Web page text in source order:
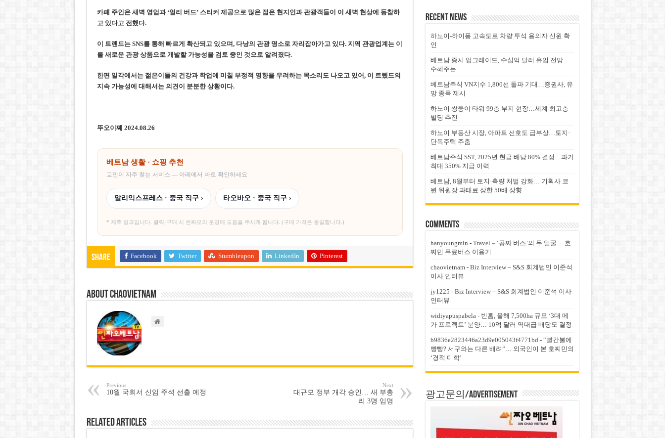
카페 주인은 새벽 영업과 ‘얼리 버드’ 스티커 제공으로 많은 젊은 현지인과 관광객들이 이 새벽 현상에 동참하
고 있다고 전했다.
이 트렌드는 SNS를 통해 빠르게 확산되고 있으며, 다낭의 관광 명소로 자리잡아가고 있다. 지역 관광업계는 이
를 새로운 관광 상품으로 개발할 가능성을 검토 중인 것으로 알려졌다.
한편 일각에서는 젊은이들의 건강과 학업에 미칠 부정적 영향을 우려하는 목소리도 나오고 있어, 이 트렜드의
지속 가능성에 대해서는 의견이 분분한 상황이다.
뚜오이쪠 2024.08.26
베트남 생활 · 쇼핑 추천
교민이 자주 찾는 서비스 — 아래에서 바로 확인하세요
알리익스프레스 · 중국 직구 › 타오바오 · 중국 직구 ›
* 제휴 링크입니다. 클릭·구매 시 씬짜오의 운영에 도움을 주시게 됩니다. (구매 가격은 동일합니다.)
Share Facebook Twitter Stumbleupon LinkedIn Pinterest
About chaovietnam
Previous
10월 국회서 신임 주석 선출 예정
Next
대규모 정부 개각 승인… 새 부총
리 3명 임명
Related Articles
Recent News
하노이-하이퐁 고속도로 차량 투석 용의자 신원 확
인
베트남 증시 업그레이드, 수십억 달러 유입 전망…
수혜주는
베트남주식 VN지수 1,800선 돌파 기대…증권사, 유
망 종목 제시
하노이 쌍둥이 타워 99층 부지 현장…세계 최고층
빌딩 추진
하노이 부동산 시장, 아파트 선호도 급부상…토지·
단독주택 주춤
베트남주식 SST, 2025년 현금 배당 80% 결정…과거
최대 350% 지급 이력
베트남, 8월부터 토지·측량 처벌 강화… 기획사 코
뮌 위원장 과태료 상한 50배 상향
Comments
hanyoungmin - Travel – ‘공짜 버스’의 두 얼굴… 호
찌민 무료버스 이용기
chaovietnam- Biz Interview – S&S 회계법인 이준석
이사 인터뷰
jy1225 - Biz Interview – S&S 회계법인 이준석 이사
인터뷰
widiyapuspabela- 빈홈, 올해 7,500ha 규모 ‘3대 메
가 프로젝트’ 분양… 10억 달러 역대급 배당도 결정
b9836e2823446a23d9e005043f4771bd- “빨간불에
빵빵? 서구와는 다른 배려”… 외국인이 본 호찌민의
‘경적 미학’
광고문의/Advertisement